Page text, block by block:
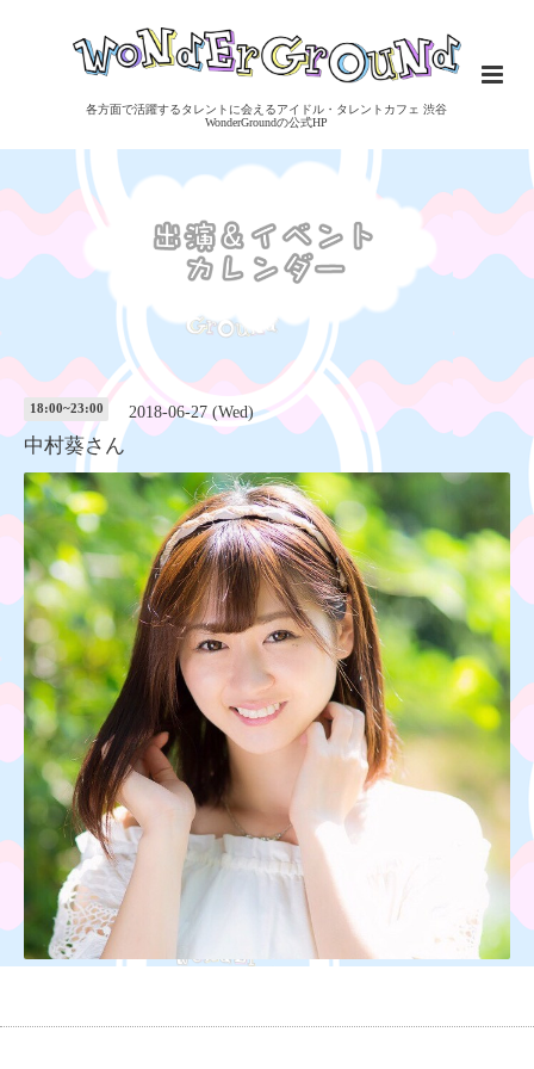
各方面で活躍するタレントに会えるアイドル・タレントカフェ 渋谷
WonderGroundの公式HP
18:00~23:00 2018-06-27 (Wed)
中村葵さん